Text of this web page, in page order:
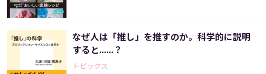
なぜ人は「推し」を推すのか。科学的に説明
すると......？
トピックス